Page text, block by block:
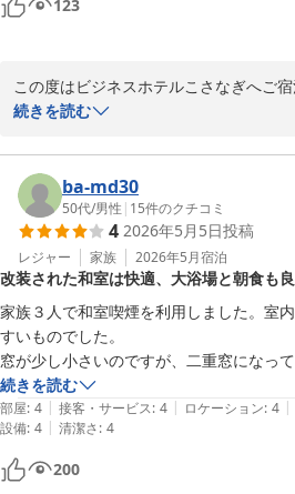
味しく、しっかり食べてから仕事に向かう
駅からも近く利便性が良く、出張で利用
テルでした。豊田市に来る機会があれば
す。
123
この度はビジネスホテルこさなぎへご
ございました。
高評価をお付けいただき又、嬉しい口
フ一同
今後の励みにもなります。
これから暑い夏がやってきますが、ど
ませ。
又、豊田市へお越しの際はビジネスホ
い。
心よりお越しをお待ちしております。
ビジネスホテルこさなぎ
ビジネスホテル こさなぎ
続きを読む
ba-md30
50代/男性 | 15件のクチコミ
4 2026年5月5日投稿
レジャー 家族 2026年5月宿泊
改装された和室は快適、大浴場と朝食も
家族３人で和室喫煙を利用しました。室
すいものでした。
窓が少し小さいのですが、二重窓になっ
ている線路の音もさほど気にならない程度
大浴場があるのもありがたかったです。
朝食のスペースにも余裕があり、ゆっくり
難があるとするならば、室内の改装をし
えられないところ。これは仕方ないと思
続きを読む
部屋: 4 | 接客・サービス: 4 | ロケーション: 4 |
設備: 4 | 清潔さ: 4
200